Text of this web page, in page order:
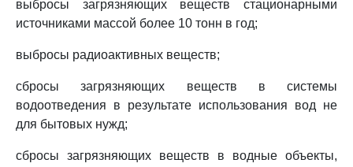
выбросы загрязняющих веществ стационарными
источниками массой более 10 тонн в год;
выбросы радиоактивных веществ;
сбросы загрязняющих веществ в системы
водоотведения в результате использования вод не
для бытовых нужд;
сбросы загрязняющих веществ в водные объекты,